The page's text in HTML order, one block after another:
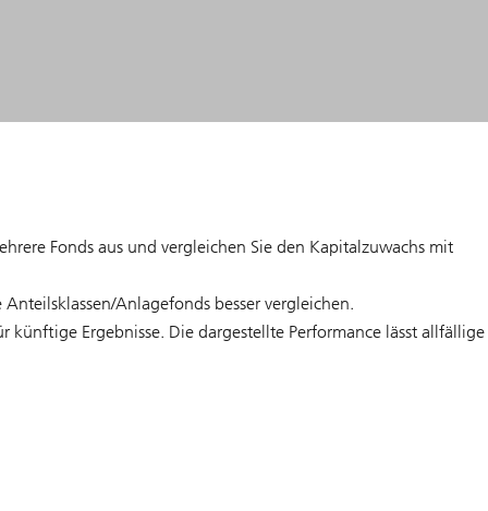
Fonds aus und vergleichen Sie den Kapitalzuwachs mit
Anlagefonds besser vergleichen.
Ergebnisse. Die dargestellte Performance lässt allfällige